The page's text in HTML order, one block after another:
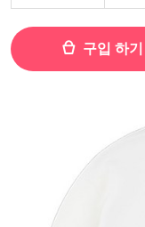
구입 하기